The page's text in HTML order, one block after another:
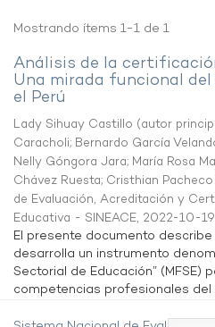
Mostrando ítems 1-1 de 1
Análisis de la
Una mirada funcional
el Perú
Lady Sihuay Castillo (autor
Caracholi; Bernardo García
Nelly Góngora Jara; María Rosa
Chávez Ruesta; Cristhian
de Evaluación, Acreditación y
Educativa - SINEACE, 2022-10-19
El presente documento
desarrolla un instrumento
Sectorial de Educación”
competencias profesionales del